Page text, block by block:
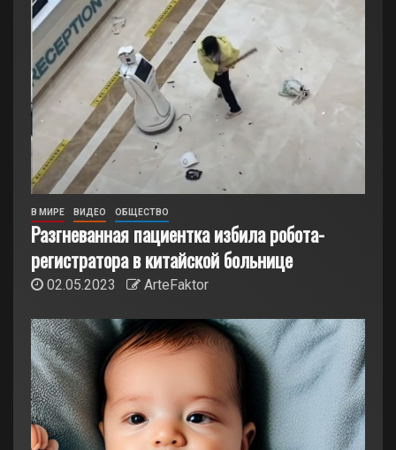
В МИРЕ ВИДЕО ОБЩЕСТВО
Разгневанная пациентка избила робота-
регистратора в китайской больнице
02.05.2023 ArteFaktor